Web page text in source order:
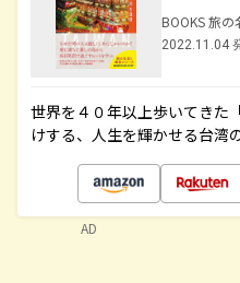
BOOKS 旅の
2022.11.04
世界を４０年以上歩いてきた
けする、人生を輝かせる台湾
AD